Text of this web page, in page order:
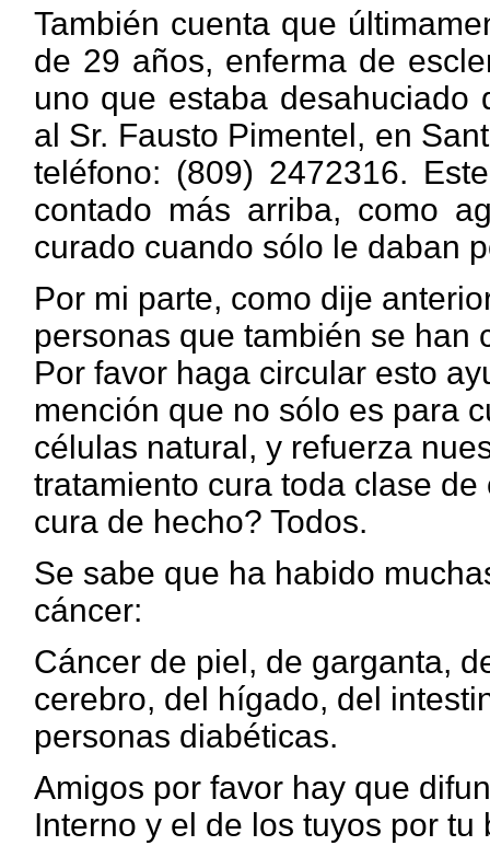
También cuenta que
de 29 años, enferma de
uno que estaba desahuciado
al Sr. Fausto Pimentel, en
teléfono: (809) 2472316.
contado más arriba, como
curado cuando sólo le daban
Por mi parte, como dije
personas que también se han
Por favor haga circular esto
mención que no sólo es para
células natural, y refuerza
tratamiento cura toda clase
cura de hecho? Todos.
Se sabe que ha habido
cáncer:
Cáncer de piel, de garganta,
cerebro, del hígado, del
personas diabéticas.
Amigos por favor hay que
Interno y el de los tuyos por tu